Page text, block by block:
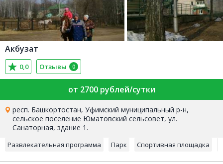
Акбузат
0,0 Отзывы 0
от 2700 рублей/сутки
респ. Башкортостан, Уфимский муниципальный р-н,
сельское поселение Юматовский сельсовет, ул.
Санаторная, здание 1.
Развлекательная программа Парк Спортивная площадка